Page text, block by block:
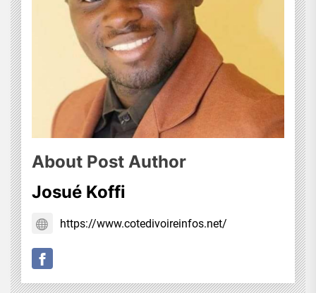
About Post Author
Josué Koffi
https://www.cotedivoireinfos.net/